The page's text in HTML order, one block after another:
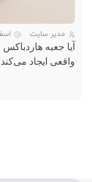
مدیر سایت اسفند
آیا جعبه
واقعی ایجاد